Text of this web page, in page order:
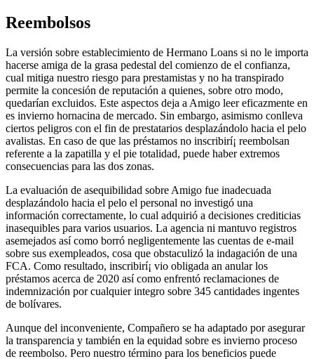
Reembolsos
La versión sobre establecimiento de Hermano Loans si no le importa
hacerse amiga de la grasa pedestal del comienzo de el confianza,
cual mitiga nuestro riesgo para prestamistas y no ha transpirado
permite la concesión de reputación a quienes, sobre otro modo,
quedarían excluidos. Este aspectos deja a Amigo leer eficazmente en
es invierno hornacina de mercado. Sin embargo, asimismo conlleva
ciertos peligros con el fin de prestatarios desplazándolo hacia el pelo
avalistas. En caso de que las préstamos no inscribirí¡ reembolsan
referente a la zapatilla y el pie totalidad, puede haber extremos
consecuencias para las dos zonas.
La evaluación de asequibilidad sobre Amigo fue inadecuada
desplazándolo hacia el pelo el personal no investigó una
información correctamente, lo cual adquirió a decisiones crediticias
inasequibles para varios usuarios. La agencia ni mantuvo registros
asemejados así­ como borró negligentemente las cuentas de e-mail
sobre sus exempleados, cosa que obstaculizó la indagación de una
FCA. Como resultado, inscribirí¡ vio obligada an anular los
préstamos acerca de 2020 así­ como enfrentó reclamaciones de
indemnización por cualquier integro sobre 345 cantidades ingentes
de bolívares.
Aunque del inconveniente, Compañero se ha adaptado por asegurar
la transparencia y también en la equidad sobre es invierno proceso
de reembolso. Pero nuestro término para los beneficios puede